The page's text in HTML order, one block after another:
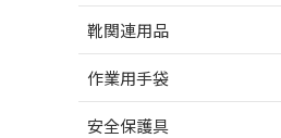
靴関連用品
作業用手袋
安全保護具